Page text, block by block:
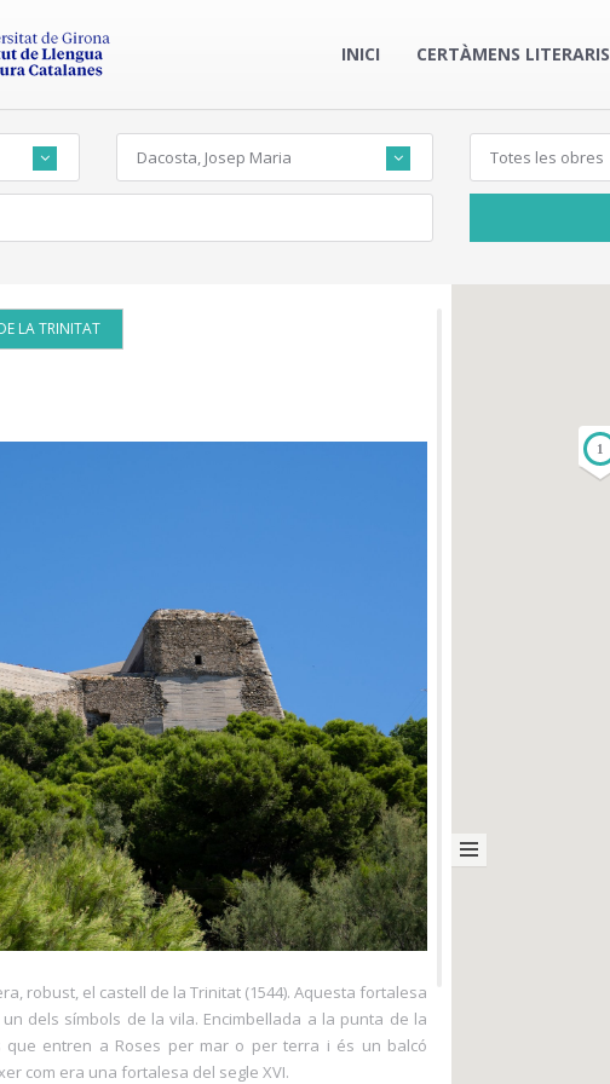
INICI CERTÀMENS LITERARIS
Dacosta, Josep Maria Totes les obres
1
LA TRINITAT
robust, el castell de la Trinitat (1544). Aquesta fortalesa
dels símbols de la vila. Encimbellada a la punta de la
que entren a Roses per mar o per terra i és un balcó
com era una fortalesa del segle XVI.